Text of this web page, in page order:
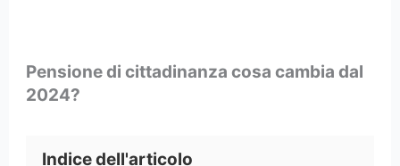
Pensione di cittadinanza cosa cambia dal
2024?
Indice dell'articolo